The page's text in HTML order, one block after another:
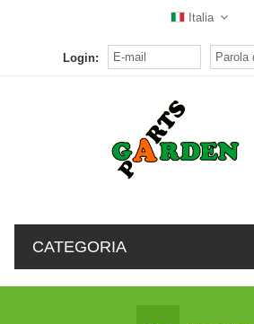
Italia
Login:
CATEGORIA